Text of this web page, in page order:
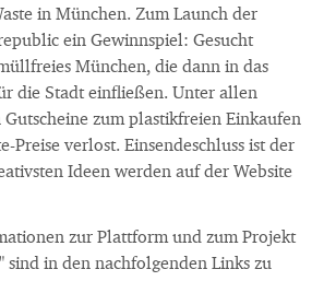
in München. Zum Launch der
ein Gewinnspiel: Gesucht
München, die dann in das
die Stadt einfließen. Unter allen
zum plastikfreien Einkaufen
Preise verlost. Einsendeschluss ist der
Ideen werden auf der Website
zur Plattform und zum Projekt
sind in den nachfolgenden Links zu